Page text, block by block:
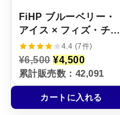
FiHP ブルーベリー・
アイス × フィズ・チェ
リー【ニコパフ】5%
4.4 (7件)
¥6,500 元
の
価
格
は
¥
¥4,500現
在
の
価
格
は
累計販売数：42,091
カートに入れる